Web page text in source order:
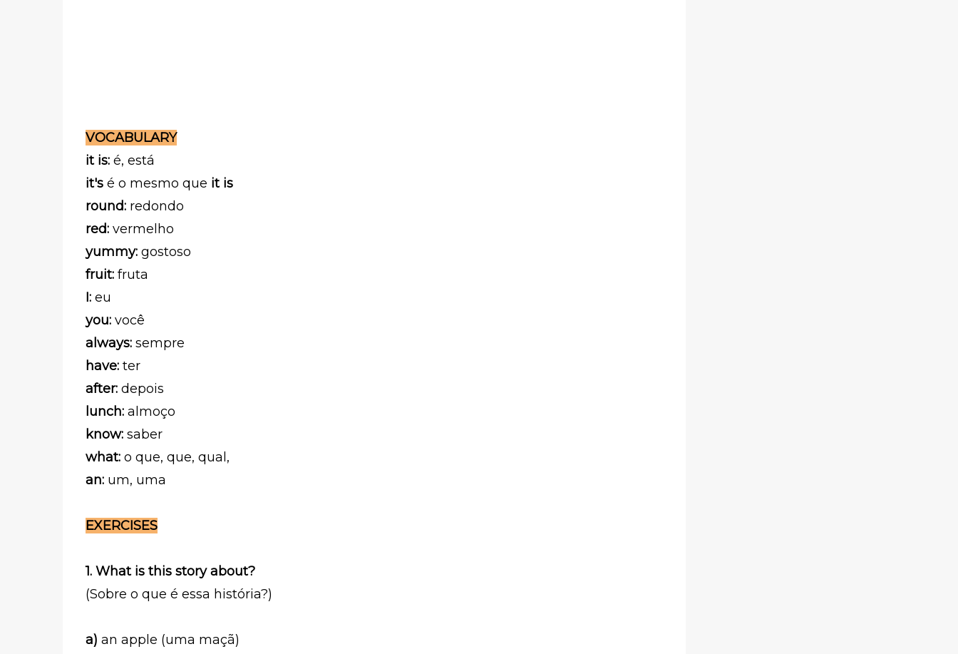
VOCABULARY
it is:é, está
it'sé o mesmo que it is
round: redondo
red: vermelho
yummy: gostoso
fruit: fruta
I: eu
you: você
always: sempre
have: ter
after: depois
lunch: almoço
know: saber
what: o que, que, qual,
an: um, uma
EXERCISES
1. What is this story about?
(Sobre o que é essa história?)
a) an apple (uma maçã)